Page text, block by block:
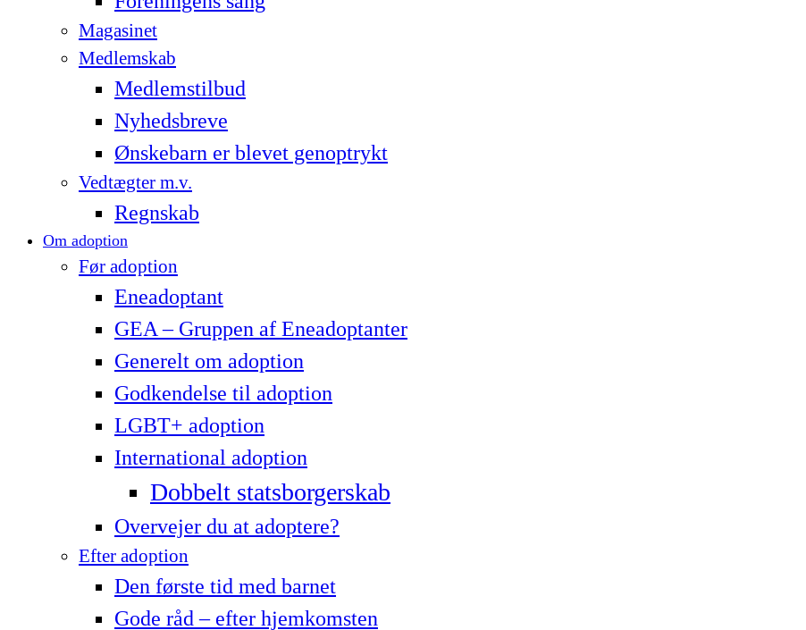
Magasinet
Medlemskab
Medlemstilbud
Nyhedsbreve
Ønskebarn er blevet genoptrykt
Vedtægter m.v.
Regnskab
Om adoption
Før adoption
Eneadoptant
GEA – Gruppen af Eneadoptanter
Generelt om adoption
Godkendelse til adoption
LG­BT+ adoption
International adoption
Dobbelt statsborgerskab
Overvejer du at adoptere?
Efter adoption
Den første tid med barnet
Gode råd – efter hjemkomsten